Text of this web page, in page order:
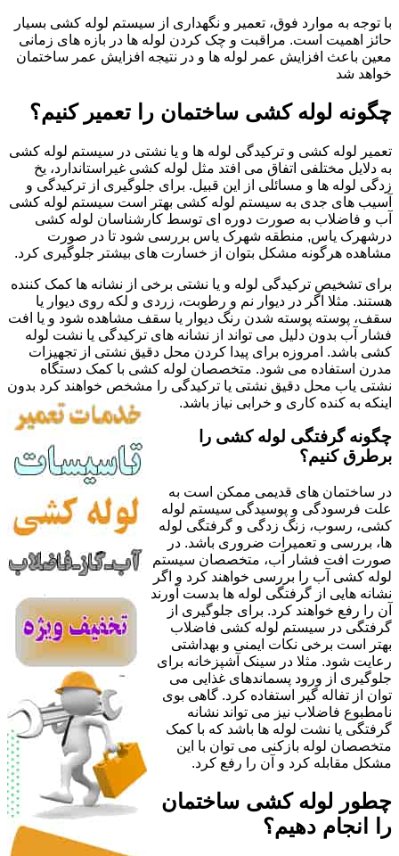
با توجه به موارد فوق، تعمیر و نگهداری از سیستم لوله کشی بسیار
حائز اهمیت است. مراقبت و چک کردن لوله ها در بازه های زمانی
معین باعث افزایش عمر لوله ها و در نتیجه افزایش عمر ساختمان
خواهد شد
چگونه لوله کشی ساختمان را تعمیر کنیم؟
تعمیر لوله کشی و ترکیدگی لوله ها و یا نشتی در سیستم لوله کشی
به دلایل مختلفی اتفاق می افتد مثل لوله کشی غیراستاندارد، یخ
زدگی لوله ها و مسائلی از این قبیل. برای جلوگیری از ترکیدگی و
آسیب های جدی به سیستم لوله کشی بهتر است سیستم لوله کشی
آب و فاضلاب به صورت دوره ای توسط کارشناسان لوله کشی
درشهرک یاس, منطقه شهرک یاس بررسی شود تا در صورت
مشاهده هرگونه مشکل بتوان از خسارت های بیشتر جلوگیری کرد.
برای تشخیص ترکیدگی لوله و یا نشتی برخی از نشانه ها کمک کننده
هستند. مثلا اگر در دیوار نم و رطوبت، زردی و لکه روی دیوار یا
سقف، پوسته پوسته شدن رنگ دیوار یا سقف مشاهده شود و یا افت
فشار آب بدون دلیل می تواند از نشانه های ترکیدگی یا نشت لوله
کشی باشد. امروزه برای پیدا کردن محل دقیق نشتی از تجهیزات
مدرن استفاده می شود. متخصصان لوله کشی با کمک دستگاه
نشتی یاب محل دقیق نشتی یا ترکیدگی را مشخص خواهند کرد بدون
اینکه به کنده کاری و خرابی نیاز باشد.
چگونه گرفتگی لوله کشی را
برطرق کنیم؟
در ساختمان های قدیمی ممکن است به
علت فرسودگی و پوسیدگی سیستم لوله
کشی، رسوب، زنگ زدگی و گرفتگی لوله
ها، بررسی و تعمیرات ضروری باشد. در
صورت افت فشار آب، متخصصان سیستم
لوله کشی آب را بررسی خواهند کرد و اگر
نشانه هایی از گرفتگی لوله ها بدست آورند
آن را رفع خواهند کرد. برای جلوگیری از
گرفتگی در سیستم لوله کشی فاضلاب
بهتر است برخی نکات ایمنی و بهداشتی
رعایت شود. مثلا در سینک آشپزخانه برای
جلوگیری از ورود پسماندهای غذایی می
توان از تفاله گیر استفاده کرد. گاهی بوی
نامطبوع فاضلاب نیز می تواند نشانه
گرفتگی یا نشت لوله ها باشد که با کمک
متخصصان لوله بازکنی می توان با این
مشکل مقابله کرد و آن را رفع کرد.
چطور لوله کشی ساختمان
را انجام دهیم؟